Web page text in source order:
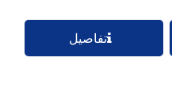
تفاصيل